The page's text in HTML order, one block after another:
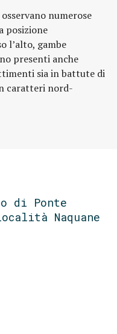
numerose
posizione
l’alto, gambe
presenti anche
sia in battute di
caratteri nord-
di Ponte
Naquane